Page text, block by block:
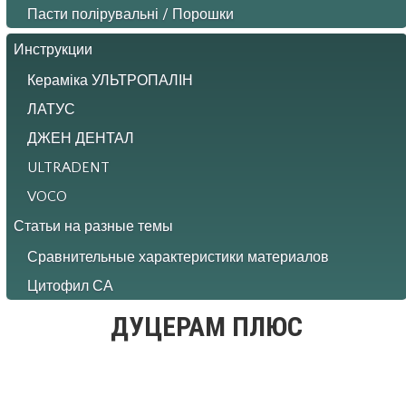
Пасти полірувальні / Порошки
Инструкции
Кераміка УЛЬТРОПАЛІН
ЛАТУС
ДЖЕН ДЕНТАЛ
ULTRADENT
VOCO
Статьи на разные темы
Сравнительные характеристики материалов
Цитофил СА
ДУЦЕРАМ ПЛЮС